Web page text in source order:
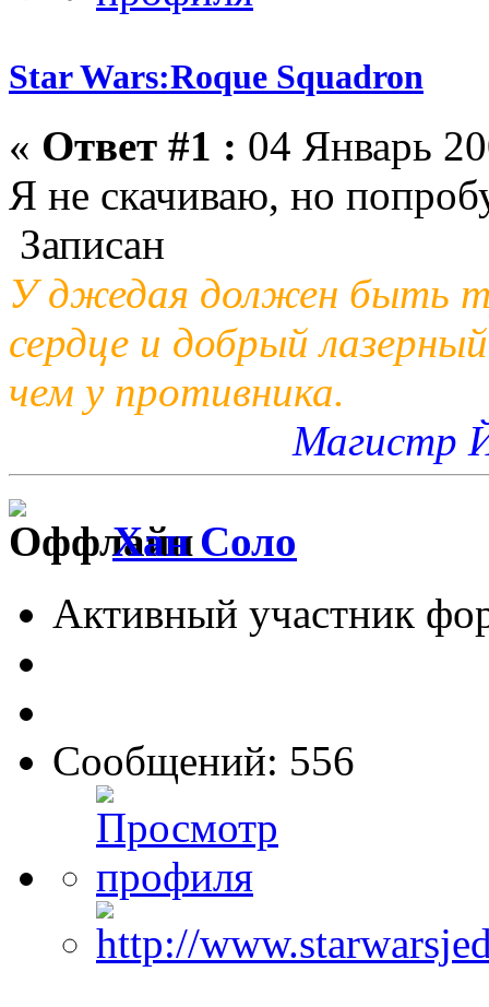
Star Wars:Roque Squadron
« Ответ #1 : 04 Январь
Я не скачиваю, но
Записан
У джедая должен быть
сердце и добрый
чем у противника.
Магистр
Хан Соло
Активный участник
Сообщений: 556